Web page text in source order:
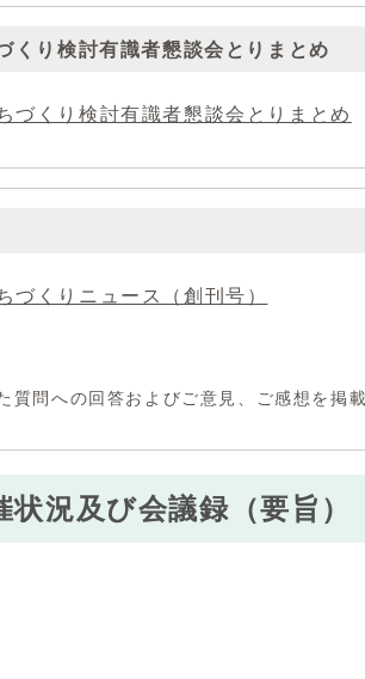
くり検討有識者懇談会とりまとめ
づくり検討有識者懇談会とりまとめ
づくりニュース（創刊号）
質問への回答およびご意見、ご感想を掲
況及び会議録（要旨）